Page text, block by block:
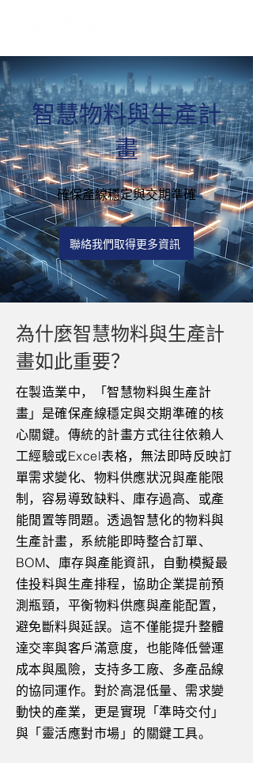
智慧物料與生產計
畫
確保產線穩定與交期準確
聯絡我們取得更多資訊
為什麼智慧物料與生產計
畫如此重要？
在製造業中，「智慧物料與生產計
畫」是確保產線穩定與交期準確的核
心關鍵。傳統的計畫方式往往依賴人
工經驗或Excel表格，無法即時反映訂
單需求變化、物料供應狀況與產能限
制，容易導致缺料、庫存過高、或產
能閒置等問題。透過智慧化的物料與
生產計畫，系統能即時整合訂單、
BOM、庫存與產能資訊，自動模擬最
佳投料與生產排程，協助企業提前預
測瓶頸，平衡物料供應與產能配置，
避免斷料與延誤。這不僅能提升整體
達交率與客戶滿意度，也能降低營運
成本與風險，支持多工廠、多產品線
的協同運作。對於高混低量、需求變
動快的產業，更是實現「準時交付」
與「靈活應對市場」的關鍵工具。